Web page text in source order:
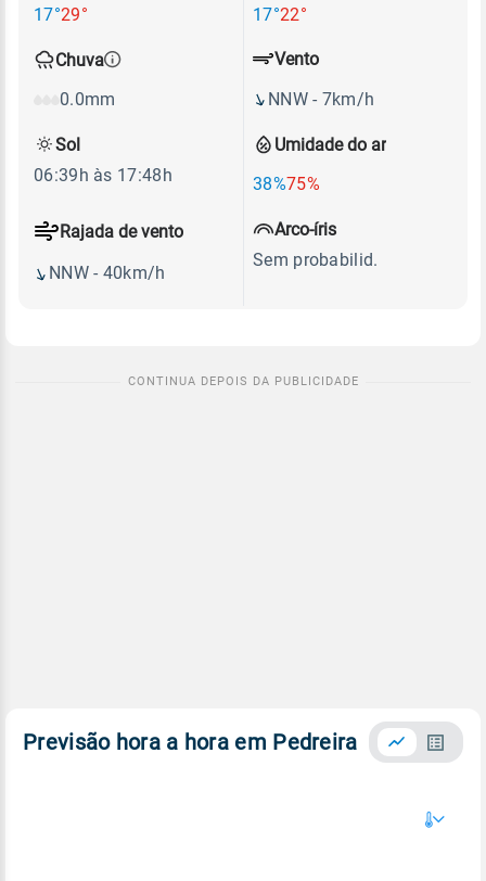
17°29°
17°22°
Chuva
0.0mm
Umidade do ar
38%75%
Vento
NNW - 7km/h
Rajada de vento
NNW - 40km/h
Sol
06:39h às 17:48h
Arco-íris
Sem probabilid.
Previsão hora a hora em Pedreira